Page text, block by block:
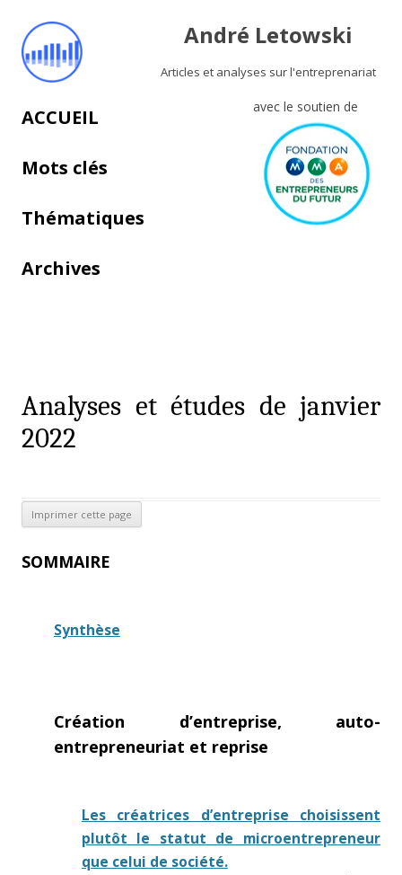
André Letowski
Articles et analyses sur l'entreprenariat
avec le soutien de
Aller au contenu principal
ACCUEIL
Mots clés
Thématiques
Archives
Analyses et études de janvier
2022
SOMMAIRE
Synthèse
Création d’entreprise, auto-
entrepreneuriat et reprise
Les créatrices d’entreprise choisissent
plutôt le statut de microentrepreneur
que celui de société.